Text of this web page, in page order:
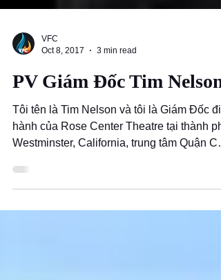
PV Giám Đốc Tim Nelson
Tôi tên là Tim Nelson và tôi là Giám Đốc
hành của Rose Center Theatre tại thành